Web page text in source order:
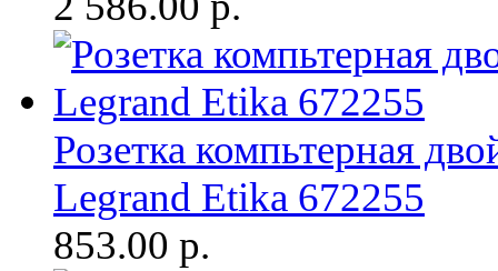
Розетка компьтерная
Legrand Etika 672255
853.00 р.